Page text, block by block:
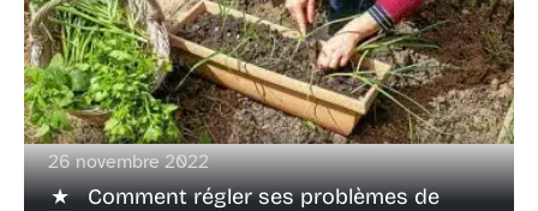
26 novembre 2022
Comment régler ses problèmes de